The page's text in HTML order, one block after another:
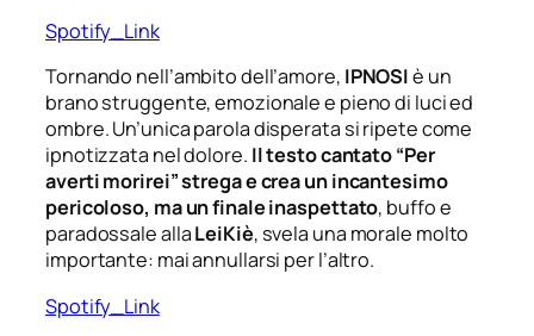
Spotify_Link
Tornando nell’ambito dell’amore, IPNOSIè un
brano struggente, emozionale e pieno di luci ed
ombre. Un’unica parola disperata si ripete come
ipnotizzata nel dolore. Il testo cantato “Per
averti morirei” strega e crea un incantesimo
pericoloso, ma un finale inaspettato, buffo e
paradossale allaLeiKiè, svela una morale molto
importante: mai annullarsi per l’altro.
Spotify_Link